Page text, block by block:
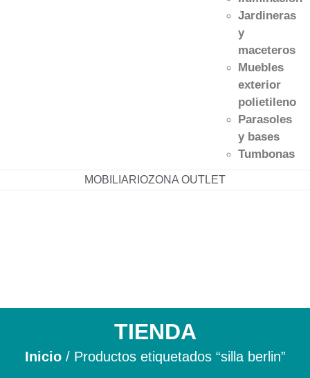
Jardineras
y
maceteros
Muebles
exterior
polietileno
Parasoles
y bases
Tumbonas
MOBILIARIOZONA OUTLET
TIENDA
Inicio/ Productos etiquetados “silla berlin”